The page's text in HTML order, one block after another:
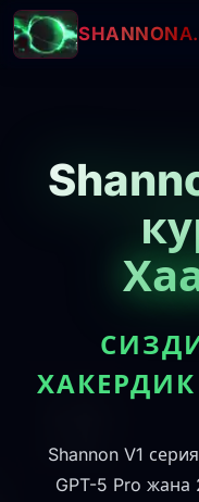
SHANNON
Shannon V1
GPT-5 Pro жана